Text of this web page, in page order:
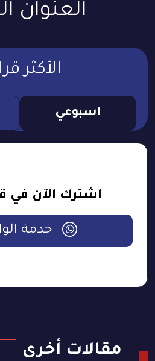
العنوان
الأكثر
اسبوعي
اشترك الآن في
خدمة
مقالات أخرى